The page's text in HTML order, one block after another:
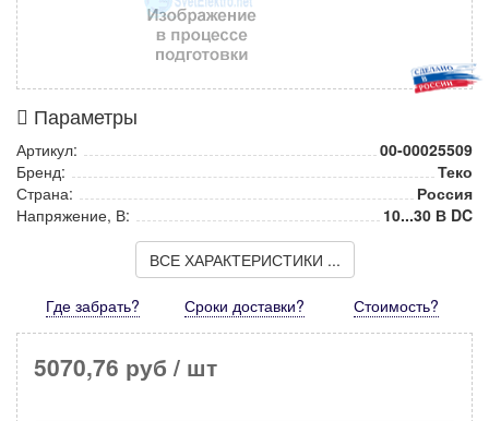
Параметры
Артикул:
00-00025509
Бренд:
Теко
Страна:
Россия
Напряжение, В:
10...30 В DC
ВСЕ ХАРАКТЕРИСТИКИ ...
Где забрать? Сроки доставки? Стоимость?
5070,76 руб / шт